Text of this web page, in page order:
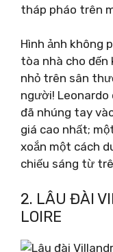
tháp pháo trên
Hình ảnh không
tòa nhà cho đến
nhỏ trên sân
người! Leonardo
đã nhúng tay
giá cao nhất;
xoắn một cách
chiếu sáng từ
2. LÂU ĐÀI
LOIRE